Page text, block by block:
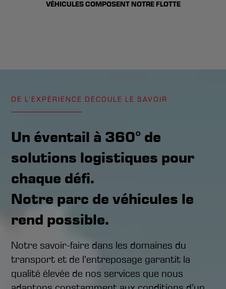
VÉHICULES COMPOSENT NOTRE FLOTTE
DE L’EXPÉRIENCE DÉCOULE LE SAVOIR
Un éventail à 360° de
solutions logistiques pour
chaque défi.
Notre parc de véhicules le
rend possible.
Notre savoir-faire dans les domaines du
transport et de l’entreposage garantit la
qualité élevée de nos services que nous